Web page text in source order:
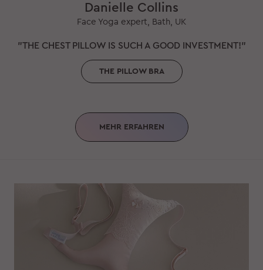
Danielle Collins
Face Yoga expert, Bath, UK
"THE CHEST PILLOW IS SUCH A GOOD INVESTMENT!"
THE PILLOW BRA
MEHR ERFAHREN